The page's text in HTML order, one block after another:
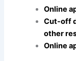
Online
Cut-off
other
Online